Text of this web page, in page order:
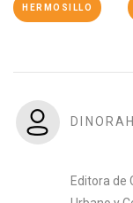
HERMOSILLO
Editora de